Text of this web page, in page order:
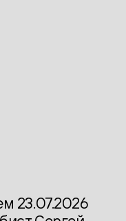
23.07.2026